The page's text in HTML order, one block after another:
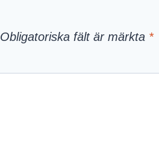
Obligatoriska fält är märkta *